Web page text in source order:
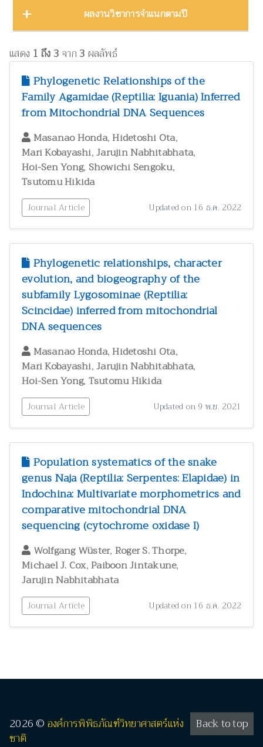
แสดง 1 ถึง 3จาก3 ผลลัพธ์
Phylogenetic Relationships of the
Family Agamidae (Reptilia: Iguania) Inferred
from Mitochondrial DNA Sequences
Masanao Honda,Hidetoshi Ota,
Mari Kobayashi,Jarujin Nabhitabhata,
Hoi-Sen Yong, Showichi Sengoku,
Tsutomu Hikida
Journal Article Updated on 16 ธ.ค. 2022
Phylogenetic relationships, character
evolution, and biogeography of the
subfamily Lygosominae (Reptilia:
Scincidae) inferred from mitochondrial
DNA sequences
Masanao Honda,Hidetoshi Ota,
Mari Kobayashi,Jarujin Nabhitabhata,
Hoi-Sen Yong, Tsutomu Hikida
Journal Article Updated on 9 พ.ย. 2021
Population systematics of the snake
genus Naja (Reptilia: Serpentes: Elapidae) in
Indochina: Multivariate morphometrics and
comparative mitochondrial DNA
sequencing (cytochrome oxidase I)
Wolfgang Wüster, Roger S. Thorpe,
Michael J. Cox,Paiboon Jintakune,
Jarujin Nabhitabhata
Journal Article Updated on 16 ธ.ค. 2022
รายงานการวิจัย
วิทยานิพนธ์
17
หนังสือ
เทคโนโลยีและวิศวกรรมศาสตร์
ประวัติวิทยาศาสตร์
พฤกษศาสตร์และผลิตภัณฑ์จากพืช
พิพิธภัณฑ์ศึกษา
ภูมิปัญญาท้องถิ่น
แมลงและกีฏวิทยา
ไร่นาและระบบการเพาะปลูก
วนศาสตร์และผลิตภัณฑ์จากป่า
วิทยาศาสตร์ศึกษา
เศรษฐศาสตร์ ธุรกิจ และอุตสาหกรรม
1
สัตววิทยาและผลิตภัณฑ์จากสัตว์
300
สุขภาพและพยาธิวิทยา
2
อนุกรมวิธาน
146
อาหารและโภชนาการมนุษย์
ภาคเหนือ
ZooKeys
Far Eastern Entomologist
8
วารสารวนศาสตร์
Natural History Journal of Chulalongkorn University
Phytotaxa
วารสารสัตว์ป่าเมืองไทย
ผลงานภาษาต่างประเทศ
ผลงานภาษาไทย
130
ผลงานวิชาการจำแนกตามปี
2025
2024
2023
17
2022
2021
2020
Back to top
2026 © องค์การพิพิธภัณฑ์วิทยาศาสตร์แห่ง
ชาติ